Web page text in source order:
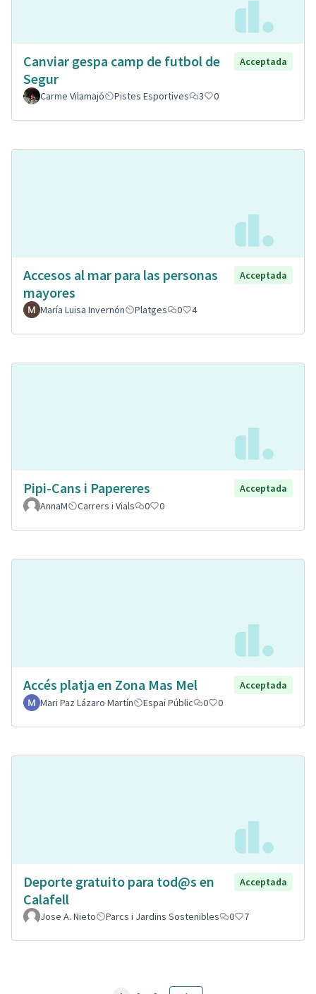
Canviar gespa camp de futbol de
Segur
Acceptada
Carme Vilamajó Pistes Esportives 3 0
Accesos al mar para las personas
mayores
Acceptada
María Luisa Invernón Platges 0 4
Pipi-Cans i Papereres
Acceptada
AnnaM
Carrers i Vials 0 0
Accés platja en Zona Mas Mel
Acceptada
Mari Paz Lázaro Martín
Espai Públic 0 0
Deporte gratuito para tod@s en
Calafell
Acceptada
Jose A. Nieto Parcs i Jardins Sostenibles 0 7